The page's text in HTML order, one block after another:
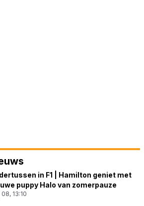
in F1 | Hamilton geniet met
puppy Halo van zomerpauze
13:10